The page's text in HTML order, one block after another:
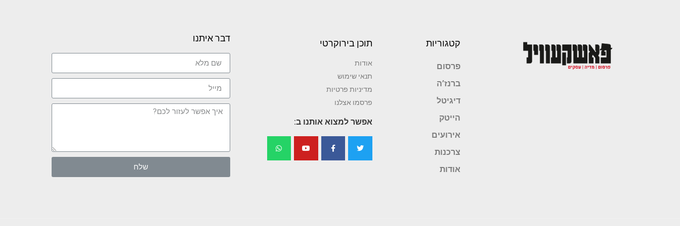
קטגוריות
פרסום
ברנז’ה
דיגיטל
הייטק
אירועים
צרכנות
אודות
תוכן בירוקרטי
אודות
תנאי שימוש
מדיניות פרטיות
פרסמו אצלנו
אפשר למצוא אותנו ב:
דבר איתנו
שלח